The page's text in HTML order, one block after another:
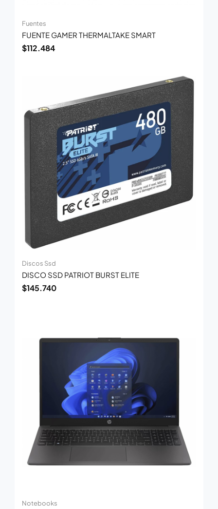
Fuentes
FUENTE GAMER THERMALTAKE SMART
$112.484
Discos Ssd
DISCO SSD PATRIOT BURST ELITE
$145.740
Notebooks